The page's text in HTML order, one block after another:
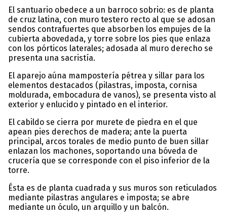
El santuario obedece a un barroco sobrio: es de planta
de cruz latina, con muro testero recto al que se adosan
sendos contrafuertes que absorben los empujes de la
cubierta abovedada, y torre sobre los pies que enlaza
con los pórticos laterales; adosada al muro derecho se
presenta una sacristía.
El aparejo aúna mampostería pétrea y sillar para los
elementos destacados (pilastras, imposta, cornisa
moldurada, embocadura de vanos), se presenta visto al
exterior y enlucido y pintado en el interior.
El cabildo se cierra por murete de piedra en el que
apean pies derechos de madera; ante la puerta
principal, arcos torales de medio punto de buen sillar
enlazan los machones, soportando una bóveda de
crucería que se corresponde con el piso inferior de la
torre.
Ésta es de planta cuadrada y sus muros son reticulados
mediante pilastras angulares e imposta; se abre
mediante un óculo, un arquillo y un balcón.